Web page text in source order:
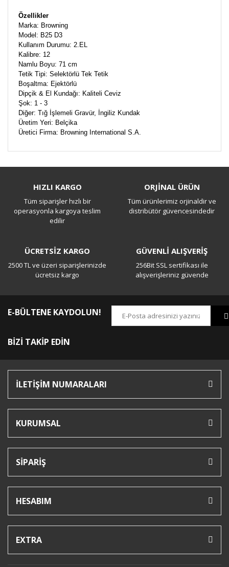
Özellikler
Marka: Browning
Model: B25 D3
Kullanım Durumu: 2.EL
Kalibre: 12
Namlu Boyu: 71 cm
Tetik Tipi: Selektörlü Tek Tetik
Boşaltma: Ejektörlü
Dipçik & El Kundağı: Kaliteli Ceviz
Şok: 1 - 3
Diğer: Tığ İşlemeli Gravür, İngiliz Kundak
Üretim Yeri: Belçika
Üretici Firma: Browning International S.A.
Yorum Yaz
HIZLI KARGO
Tüm siparişler hızlı bir
operasyonla kargoya teslim
edilir
ORJİNAL ÜRÜN
Tüm ürünlerimiz orjinaldir ve
distribütör güvencesindedir
ÜCRETSİZ KARGO
2500 TL ve üzeri siparişlerinizde
ücretsiz kargo
GÜVENLİ ALIŞVERİŞ
256Bit SSL sertifikası ile
alışverişleriniz güvende
E-BÜLTENE KAYDOLUN!
BİZİ TAKİP EDİN
İLETİŞİM NUMARALARI
KURUMSAL
SİPARİŞ
HESABIM
EXTRA